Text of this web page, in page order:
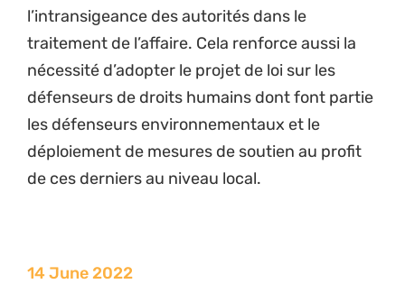
l’intransigeance des autorités dans le
traitement de l’affaire. Cela renforce aussi la
nécessité d’adopter le projet de loi sur les
défenseurs de droits humains dont font partie
les défenseurs environnementaux et le
déploiement de mesures de soutien au profit
de ces derniers au niveau local.
14 June 2022